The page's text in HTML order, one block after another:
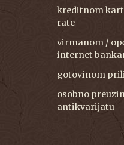
kreditnom
rate
virmanom /
internet
gotovinom
osobno
antikvarijatu